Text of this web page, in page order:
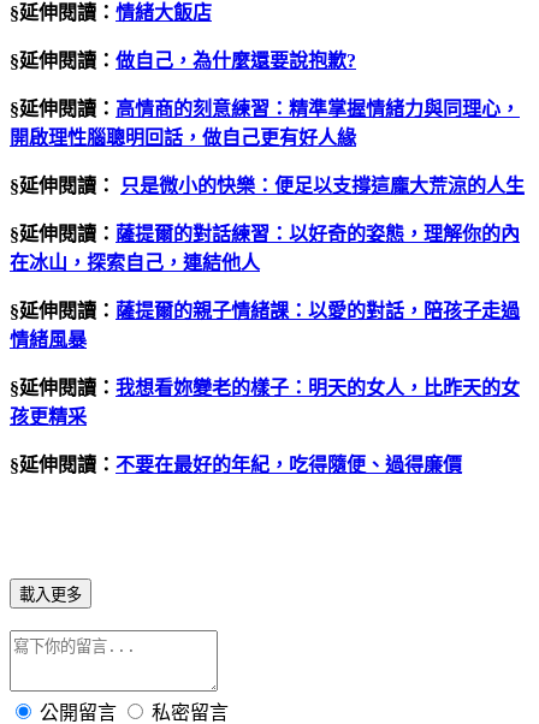
§延伸閱讀： 情緒大飯店
§延伸閱讀： 做自己，為什麼還要說抱歉?
§延伸閱讀： 高情商的刻意練習：精準掌握情緒力與同理心，
開啟理性腦聰明回話，做自己更有好人緣
§延伸閱讀： 只是微小的快樂：便足以支撐這龐大荒涼的人生
§延伸閱讀： 薩提爾的對話練習：以好奇的姿態，理解你的內
在冰山，探索自己，連結他人
§延伸閱讀： 薩提爾的親子情緒課：以愛的對話，陪孩子走過
情緒風暴
§延伸閱讀： 我想看妳變老的樣子：明天的女人，比昨天的女
孩更精采
§延伸閱讀： 不要在最好的年紀，吃得隨便、過得廉價
載入更多
公開留言 私密留言